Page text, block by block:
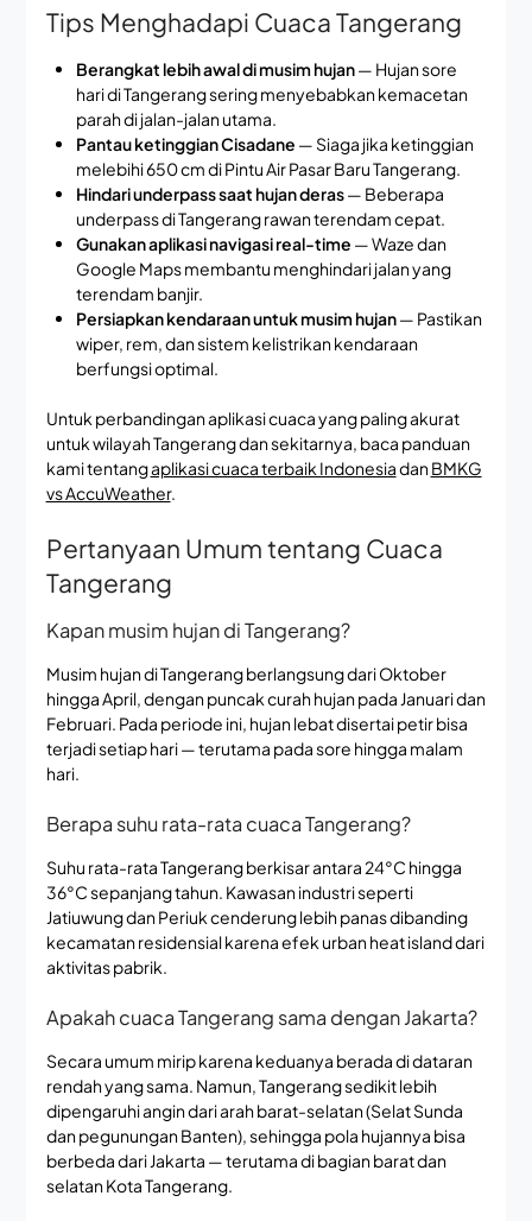
Tips Menghadapi Cuaca Tangerang
Berangkat lebih awal di musim hujan— Hujan sore
hari di Tangerang sering menyebabkan kemacetan
parah di jalan-jalan utama.
Pantau ketinggian Cisadane — Siaga jika ketinggian
melebihi 650 cm di Pintu Air Pasar Baru Tangerang.
Hindari underpass saat hujan deras— Beberapa
underpass di Tangerang rawan terendam cepat.
Gunakan aplikasi navigasi real-time — Waze dan
Google Maps membantu menghindari jalan yang
terendam banjir.
Persiapkan kendaraan untuk musim hujan— Pastikan
wiper, rem, dan sistem kelistrikan kendaraan
berfungsi optimal.
Untuk perbandingan aplikasi cuaca yang paling akurat
untuk wilayah Tangerang dan sekitarnya, baca panduan
kami tentangaplikasi cuaca terbaik IndonesiadanBMKG
vs AccuWeather.
Pertanyaan Umum tentang Cuaca
Tangerang
Kapan musim hujan di Tangerang?
Musim hujan di Tangerang berlangsung dari Oktober
hingga April, dengan puncak curah hujan pada Januari dan
Februari. Pada periode ini, hujan lebat disertai petir bisa
terjadi setiap hari — terutama pada sore hingga malam
hari.
Berapa suhu rata-rata cuaca Tangerang?
Suhu rata-rata Tangerang berkisar antara 24°C hingga
36°C sepanjang tahun. Kawasan industri seperti
Jatiuwung dan Periuk cenderung lebih panas dibanding
kecamatan residensial karena efek urban heat island dari
aktivitas pabrik.
Apakah cuaca Tangerang sama dengan Jakarta?
Secara umum mirip karena keduanya berada di dataran
rendah yang sama. Namun, Tangerang sedikit lebih
dipengaruhi angin dari arah barat-selatan (Selat Sunda
dan pegunungan Banten), sehingga pola hujannya bisa
berbeda dari Jakarta — terutama di bagian barat dan
selatan Kota Tangerang.